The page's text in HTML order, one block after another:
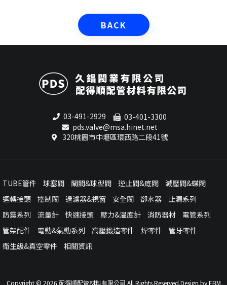
BACK
03-491-2929
03-401-3300
pds.valve@msa.hinet.net
320桃園市中壢區環西路二段41號
TUBE管件 球塞閥 閘閥&球型閥 逆止閥&底閥
減壓閥&蝶閥
迴轉接頭
控制閥 過濾器&視窗 安全閥 卻水器
止漏系列
防震系列
流量計 快速接頭 壓力&溫度計 消防器材
電管系列
管架配件
電動&氣動系列 高壓鍛造零件 焊零件
管牙零件
衛生級&真空零件
相關資訊
Copyright © 2026 配得順配管材料有限公司 All Rights Reserved.Design byEBM